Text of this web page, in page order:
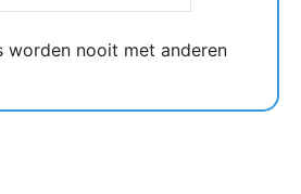
worden nooit met anderen